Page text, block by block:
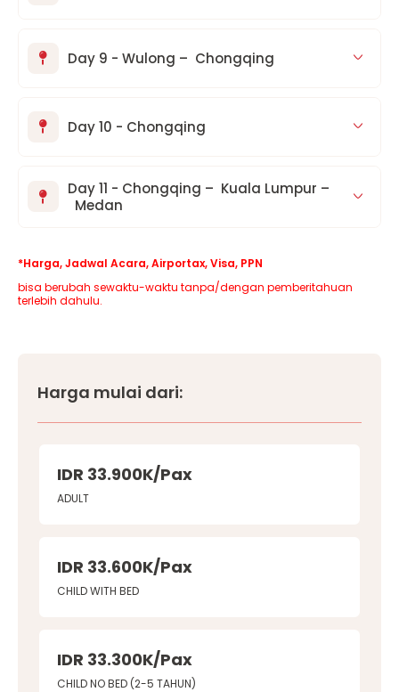
Day 9 - Wulong – Chongqing
Day 10 - Chongqing
Day 11 - Chongqing – Kuala Lumpur –
Medan
*Harga, Jadwal Acara, Airportax, Visa, PPN
bisa berubah sewaktu-waktu tanpa/dengan pemberitahuan
terlebih dahulu.
Harga mulai dari:
IDR 33.900K/Pax
ADULT
IDR 33.600K/Pax
CHILD WITH BED
IDR 33.300K/Pax
CHILD NO BED (2-5 TAHUN)